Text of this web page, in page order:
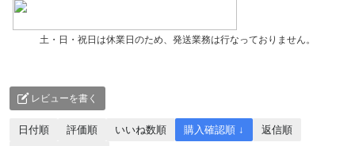
土・日・祝日は休業日のため、発送業務は行なっておりません。
レビューを書く
日付順 評価順 いいね数順 購入確認順 ↓
返信順